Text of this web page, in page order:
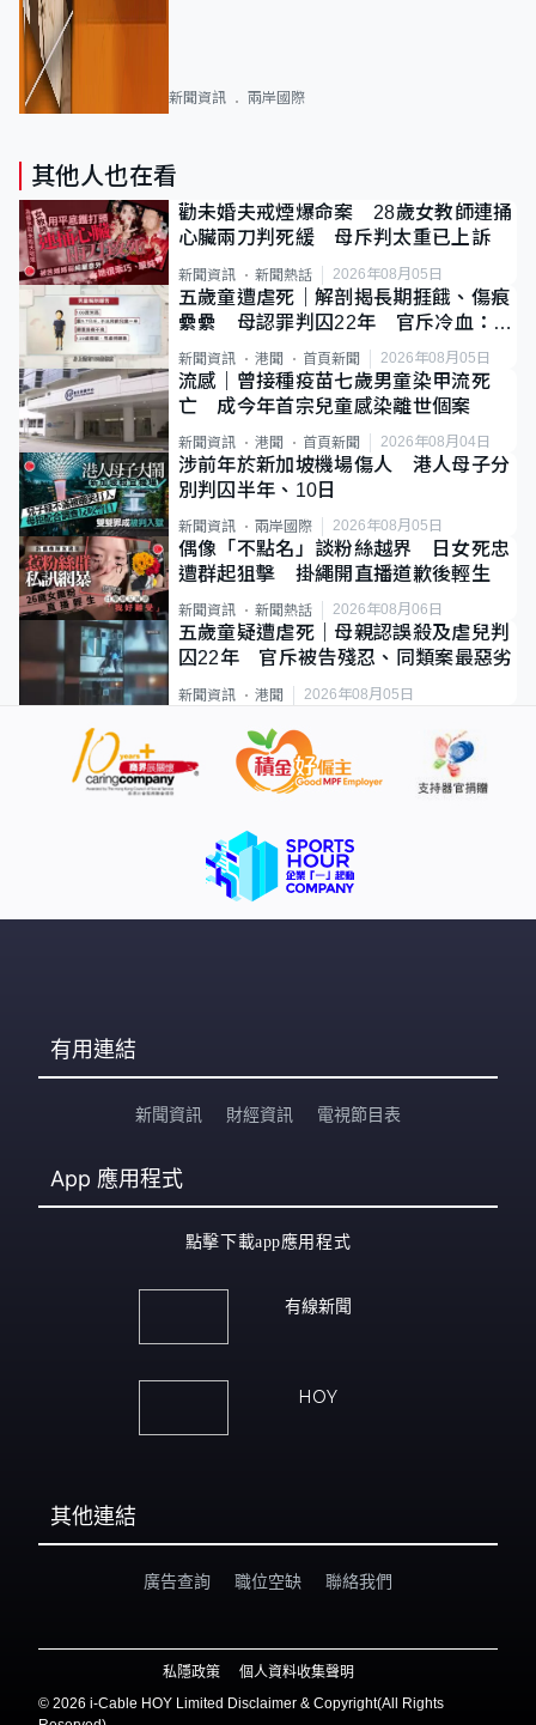
新聞資訊 兩岸國際
其他人也在看
勸未婚夫戒煙爆命案 28歲女教師連捅
心臟兩刀判死緩 母斥判太重已上訴
新聞資訊 新聞熱話 2026年08月05日
五歲童遭虐死｜解剖揭長期捱餓、傷痕
纍纍 母認罪判囚22年 官斥冷血：同
類案最惡劣
新聞資訊 港聞 首頁新聞 2026年08月05日
流感｜曾接種疫苗七歲男童染甲流死
亡 成今年首宗兒童感染離世個案
新聞資訊 港聞 首頁新聞 2026年08月04日
涉前年於新加坡機場傷人 港人母子分
別判囚半年、10日
新聞資訊 兩岸國際 2026年08月05日
偶像「不點名」談粉絲越界 日女死忠
遭群起狙擊 掛繩開直播道歉後輕生
新聞資訊 新聞熱話 2026年08月06日
五歲童疑遭虐死｜母親認誤殺及虐兒判
囚22年 官斥被告殘忍、同類案最惡劣
新聞資訊 港聞 2026年08月05日
有用連結
新聞資訊 財經資訊 電視節目表
App 應用程式
點擊下載app應用程式
有線新聞
HOY
其他連結
廣告查詢 職位空缺 聯絡我們
私隱政策
個人資料收集聲明
© 2026 i-Cable HOY Limited Disclaimer & Copyright(All Rights